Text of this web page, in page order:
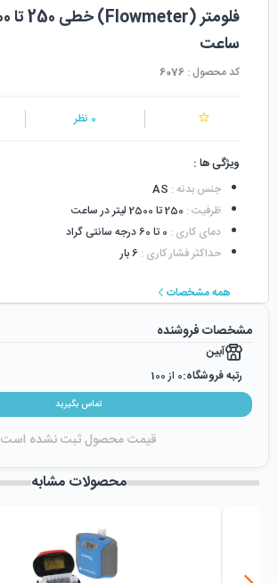
ساعت
کد محصول : 6076
0 نظر
ویژگی ها :
جنس بدنه:
AS
ظرفیت: 250 تا 2500 لیتر در ساعت
دمای کاری : 0 تا 60 درجه سانتی گراد
حداکثر فشار کاری : 6 بار
همه مشخصات
مشخصات فروشنده
آبین
رتبه فروشگاه:0 از 100
زمان ایجاد فروشگاه :دوشنبه ۲۴ اردیبهشت ۱۳۹۷
تماس بگیرید
قیمت محصول ثبت نشده است
محصولات مشابه